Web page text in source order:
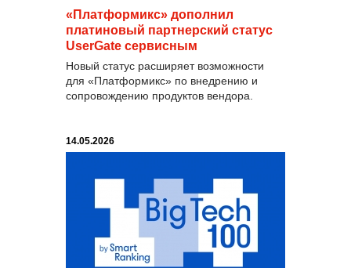
«Платформикс» дополнил
платиновый партнерский статус
UserGate сервисным
Новый статус расширяет возможности
для «Платформикс» по внедрению и
сопровождению продуктов вендора.
14.05.2026